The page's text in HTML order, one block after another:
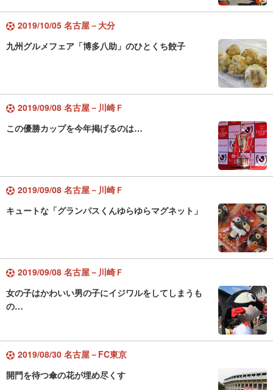
2019/10/05 名古屋－大分
九州グルメフェア「博多八助」のひとくち餃子
2019/09/08 名古屋－川崎Ｆ
この優勝カップを今年掲げるのは…
2019/09/08 名古屋－川崎Ｆ
キュートな「グランパスくんゆらゆらマグネット」
2019/09/08 名古屋－川崎Ｆ
女の子はかわいい男の子にイジワルをしてしまうも
の…
2019/08/30 名古屋－FC東京
開門を待つ傘の花が埋め尽くす